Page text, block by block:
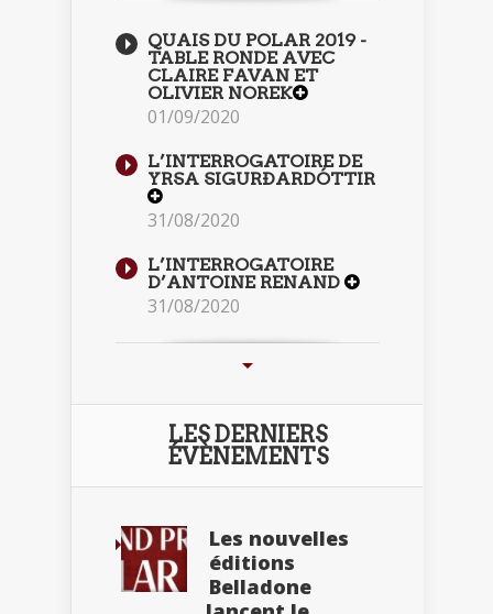
QUAIS DU POLAR 2019 -
TABLE RONDE AVEC
CLAIRE FAVAN ET
OLIVIER NOREK
01/09/2020
L’INTERROGATOIRE DE
YRSA SIGURÐARDÓTTIR
31/08/2020
L’INTERROGATOIRE
D’ANTOINE RENAND
31/08/2020
LES DERNIERS
ÉVÈNEMENTS
Les nouvelles
éditions
Belladone